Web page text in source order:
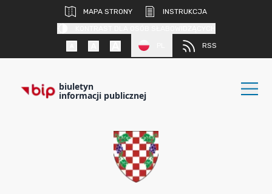
MAPA STRONY
INSTRUKCJA
RSS
biuletyn
informacji publicznej